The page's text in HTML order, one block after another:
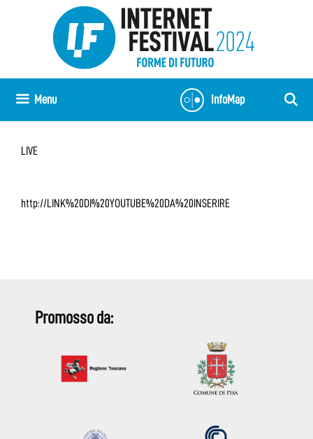
InfoMap
Menu
LIVE
http://LINK%20DI%20YOUTUBE%20DA%20INSERIRE
Promosso da: